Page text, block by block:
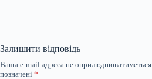
Залишити відповідь
Ваша e-mail адреса не оприлюднюватиметься.
позначені *